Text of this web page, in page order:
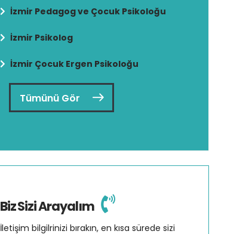
İzmir Pedagog ve Çocuk Psikoloğu
İzmir Psikolog
İzmir Çocuk Ergen Psikoloğu
Tümünü Gör
Biz Sizi Arayalım
İletişim bilgilrinizi bırakın, en kısa sürede sizi